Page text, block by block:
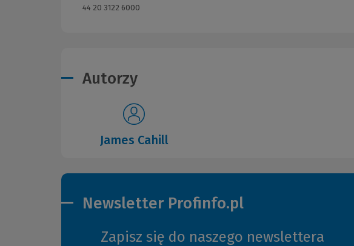
44 20 3122 6000
Autorzy
James Cahill
Newsletter Profinfo.pl
Zapisz się do naszego newslettera